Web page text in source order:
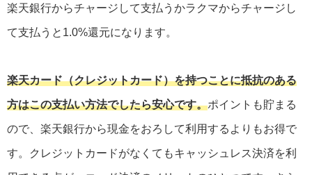
楽天銀行からチャージして支払うかラクマからチャージし
て支払うと1.0%還元になります。
楽天カード（クレジットカード）を持つことに抵抗のある
方はこの支払い方法でしたら安心です。ポイントも貯まる
ので、楽天銀行から現金をおろして利用するよりもお得で
す。クレジットカードがなくてもキャッシュレス決済を利